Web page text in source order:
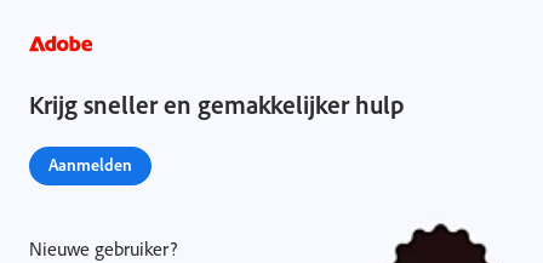
Krijg sneller en gemakkelijker hulp
Aanmelden
Nieuwe gebruiker?